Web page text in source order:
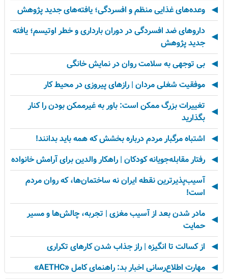
وعده‌های غذایی منظم و افسردگی؛ یافته‌های جدید پژوهش
داروهای ضد افسردگی در دوران بارداری و خطر اوتیسم؛ یافته
جدید پژوهش
بی توجهی به سلامت روان در نمایش خانگی
موفقیت شغلی مردان | رازهای پیروزی در محیط کار
تغییرات بزرگ ممکن است: باور به غیرممکن بودن را کنار
بگذارید
اشتباه مرگبار مردم درباره بخشش که همه باید بدانند!
رفتار مقابله‌جویانه کودکان | راهکار والدین برای آرامش خانواده
آسیب‌پذیرترین نقطه ایران نه ساختمان‌ها، که روان مردم
است!
مادر شدن بعد از آسیب مغزی | تجربه، چالش‌ها و مسیر
حمایت
از کسالت تا انگیزه | راز جذاب شدن کارهای تکراری
مهارت اطلاع‌رسانی اخبار بد: راهنمای کامل «AETHC»